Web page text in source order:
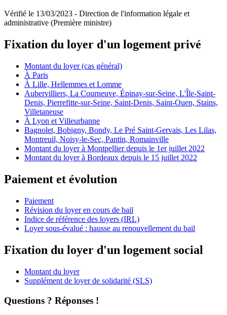
Vérifié le 13/03/2023 - Direction de l'information légale et
administrative (Première ministre)
Fixation du loyer d'un logement privé
Montant du loyer (cas général)
À Paris
À Lille, Hellemmes et Lomme
Aubervilliers, La Courneuve, Épinay-sur-Seine, L'Île-Saint-
Denis, Pierrefitte-sur-Seine, Saint-Denis, Saint-Ouen, Stains,
Villetaneuse
À Lyon et Villeurbanne
Bagnolet, Bobigny, Bondy, Le Pré Saint-Gervais, Les Lilas,
Montreuil, Noisy-le-Sec, Pantin, Romainville
Montant du loyer à Montpellier depuis le 1er juillet 2022
Montant du loyer à Bordeaux depuis le 15 juillet 2022
Paiement et évolution
Paiement
Révision du loyer en cours de bail
Indice de référence des loyers (IRL)
Loyer sous-évalué : hausse au renouvellement du bail
Fixation du loyer d'un logement social
Montant du loyer
Supplément de loyer de solidarité (SLS)
Questions ? Réponses !